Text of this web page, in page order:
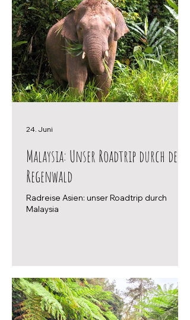
Malaysia: Unser Roadtrip durch den
Regenwald
Radreise Asien: unser Roadtrip durch
Malaysia
24. Juni